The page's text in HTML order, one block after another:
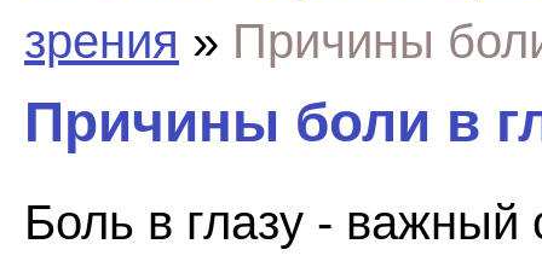
зрения » Причины
Причины боли в
Боль в глазу -